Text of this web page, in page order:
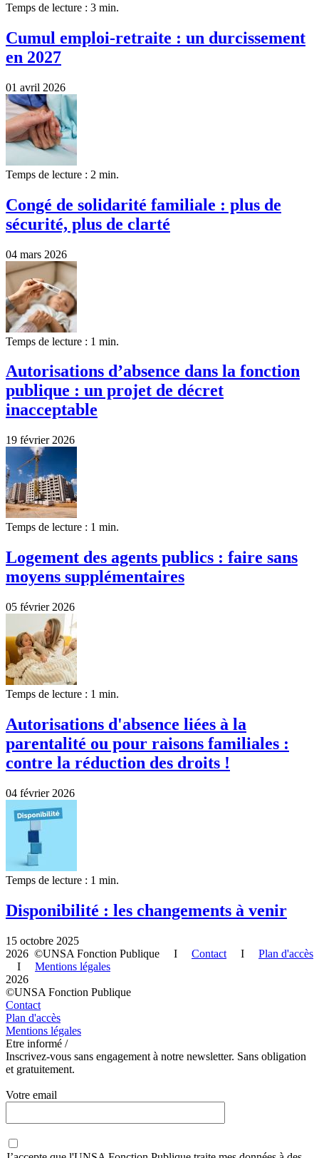
Temps de lecture : 3 min.
Cumul emploi-retraite : un durcissement
en 2027
01 avril 2026
Temps de lecture : 2 min.
Congé de solidarité familiale : plus de
sécurité, plus de clarté
04 mars 2026
Temps de lecture : 1 min.
Autorisations d’absence dans la fonction
publique : un projet de décret
inacceptable
19 février 2026
Temps de lecture : 1 min.
Logement des agents publics : faire sans
moyens supplémentaires
05 février 2026
Temps de lecture : 1 min.
Autorisations d'absence liées à la
parentalité ou pour raisons familiales :
contre la réduction des droits !
04 février 2026
Temps de lecture : 1 min.
Disponibilité : les changements à venir
15 octobre 2025
2026 ©UNSA Fonction Publique I Contact I Plan d'accès
I Mentions légales
2026
©UNSA Fonction Publique
Contact
Plan d'accès
Mentions légales
Etre informé /
Inscrivez-vous sans engagement à notre newsletter. Sans obligation
et gratuitement.
Votre email